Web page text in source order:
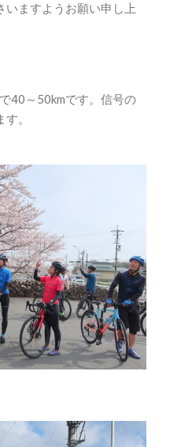
いますようお願い申し上
40～50kmです。信号の
。